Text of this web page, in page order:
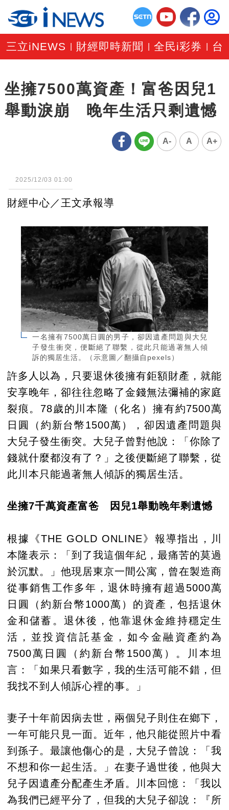
三立iNEWS 財經即時新聞 |全民i彩券 台
坐擁7500萬資產！富爸因兒1
舉動淚崩 晚年生活只剩遺憾
A- A A+
2025/12/03 01:00
財經中心／王文承報導
一名擁有7500萬日圓的男子，卻因遺產問題與大兒
子發生衝突，便斷絕了聯繫，從此只能過著無人傾
訴的獨居生活。（示意圖／翻攝自pexels）
許多人以為，只要退休後擁有鉅額財產，就能
安享晚年，卻往往忽略了金錢無法彌補的家庭
裂痕。78歲的川本隆（化名）擁有約7500萬
日圓（約新台幣1500萬），卻因遺產問題與
大兒子發生衝突。大兒子曾對他說：「你除了
錢就什麼都沒有了？」之後便斷絕了聯繫，從
此川本只能過著無人傾訴的獨居生活。
坐擁7千萬資產富爸 因兒1舉動晚年剩遺憾
根據《THE GOLD ONLINE》報導指出，川
本隆表示：「到了我這個年紀，最痛苦的莫過
於沉默。」他現居東京一間公寓，曾在製造商
從事銷售工作多年，退休時擁有超過5000萬
日圓（約新台幣1000萬）的資產，包括退休
金和儲蓄。退休後，他靠退休金維持穩定生
活，並投資信託基金，如今金融資產約為
7500萬日圓（約新台幣1500萬）。川本坦
言：「如果只看數字，我的生活可能不錯，但
我找不到人傾訴心裡的事。」
妻子十年前因病去世，兩個兒子則住在鄉下，
一年可能只見一面。近年，他只能從照片中看
到孫子。最讓他傷心的是，大兒子曾說：「我
不想和你一起生活。」在妻子過世後，他與大
兒子因遺產分配產生矛盾。川本回憶：「我以
為我們已經平分了，但我的大兒子卻說：『所